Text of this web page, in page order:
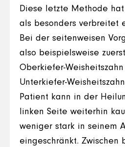
Diese letzte Methode
als besonders verbreitet
Bei der seitenweisen
also beispielsweise
Oberkiefer-
Unterkiefer-
Patient kann in der
linken Seite weiterhin
weniger stark in seinem
eingeschränkt. Zwischen